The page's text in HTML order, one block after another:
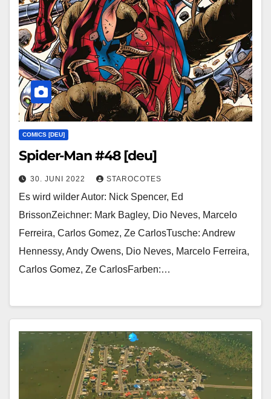
COMICS [DEU]
Spider-Man #48 [deu]
30. JUNI 2022 STAROCOTES
Es wird wilder Autor: Nick Spencer, Ed
BrissonZeichner: Mark Bagley, Dio Neves, Marcelo
Ferreira, Carlos Gomez, Ze CarlosTusche: Andrew
Hennessy, Andy Owens, Dio Neves, Marcelo Ferreira,
Carlos Gomez, Ze CarlosFarben:…